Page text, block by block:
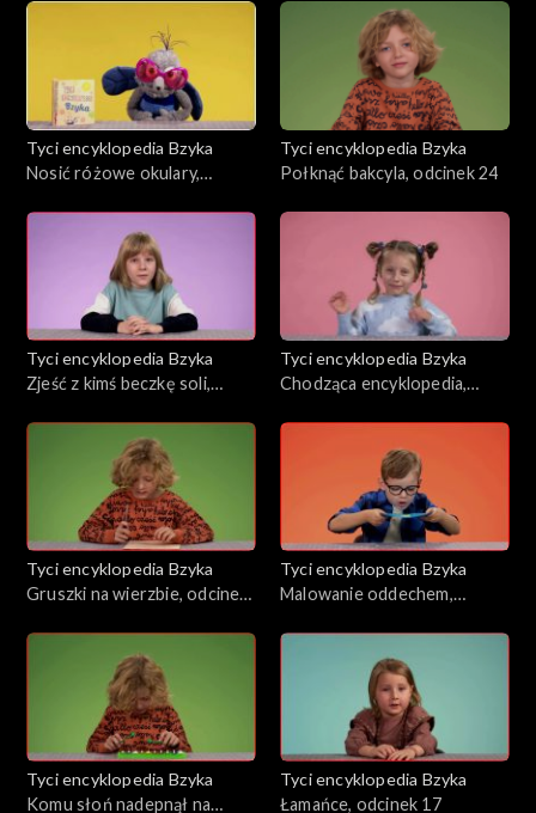
Tyci encyklopedia Bzyka
Nosić różowe okulary,
Tyci encyklopedia Bzyka
Połknąć bakcyla, odcinek 24
Tyci encyklopedia Bzyka
Zjeść z kimś beczkę soli,
Tyci encyklopedia Bzyka
Chodząca encyklopedia,
Tyci encyklopedia Bzyka
Gruszki na wierzbie, odcinek
Tyci encyklopedia Bzyka
Malowanie oddechem,
Tyci encyklopedia Bzyka
Komu słoń nadepnął na
Tyci encyklopedia Bzyka
Łamańce, odcinek 17